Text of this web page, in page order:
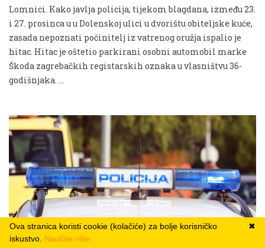
Lomnici. Kako javlja policija, tijekom blagdana, između 23.
i 27. prosinca u u Dolenskoj ulici u dvorištu obiteljske kuće,
zasada nepoznati počinitelj iz vatrenog oružja ispalio je
hitac. Hitac je oštetio parkirani osobni automobil marke
Škoda zagrebačkih registarskih oznaka u vlasništvu 36-
godišnjaka. …
✖
Ova stranica koristi cookie (kolačiće) za bolje korisničko
iskustvo. Naučite više